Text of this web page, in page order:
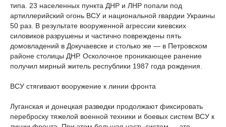
типа. 23 населенных пункта ДНР и ЛНР попали под
артиллерийский огонь ВСУ и национальной гвардии Украины
50 раз. В результате вооруженной агрессии киевских
силовиков разрушены и частично повреждены пять
домовладений в Докучаевске и столько же — в Петровском
районе столицы ДНР. Осколочное проникающее ранение
получил мирный житель республики 1987 года рождения.
ВСУ стягивают вооружение к линии фронта
Луганская и донецкая разведки продолжают фиксировать
переброску тяжелой военной техники и боевых систем ВСУ к